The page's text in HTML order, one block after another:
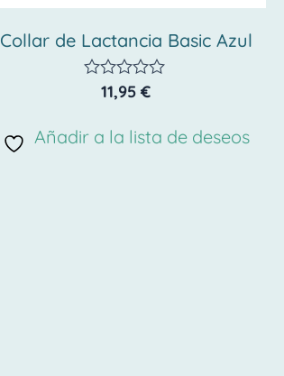
Collar de Lactancia Basic Azul
Valorado
de
11,95 €
Añadir a la lista de deseos